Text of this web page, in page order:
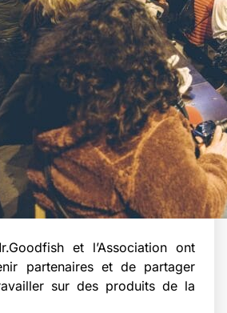
et l’Association ont
partenaires et de partager
sur des produits de la